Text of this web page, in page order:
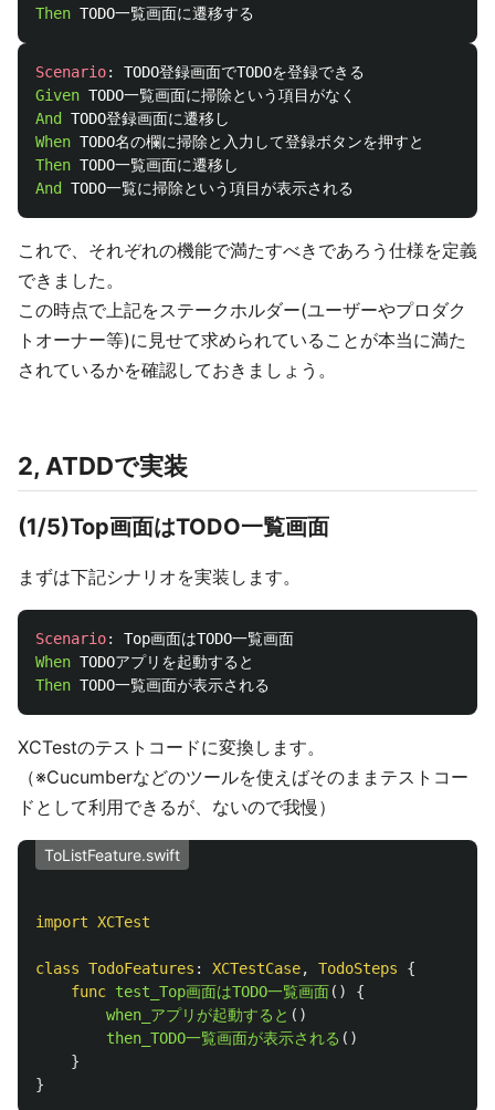
Then
Scenario:
Given
And
When
Then
And
これで、それぞれの機能で満たすべきであろう仕様を定義
できました。
この時点で上記をステークホルダー(ユーザーやプロダク
トオーナー等)に見せて求められていることが本当に満た
されているかを確認しておきましょう。
2, ATDDで実装
(1/5)Top画面はTODO一覧画面
まずは下記シナリオを実装します。
Scenario:
When
Then
XCTestのテストコードに変換します。
（※Cucumberなどのツールを使えばそのままテストコー
ドとして利用できるが、ないので我慢）
ToListFeature.swift
import XCTest
class TodoFeatures : XCTestCase, TodoSteps
{
func test_Top画面はTODO一覧画面()
{
when_アプリが起動すると ()
then_TODO一覧画面が表示される ()
}
}